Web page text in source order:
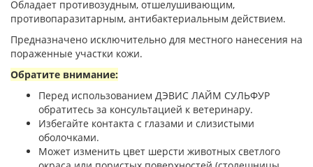
Обладает противозудным, отшелушивающим,
противопаразитарным, антибактериальным действием.
Предназначено исключительно для местного нанесения на
пораженные участки кожи.
Обратите внимание:
Перед использованием ДЭВИС ЛАЙМ СУЛЬФУР
обратитесь за консультацией к ветеринару.
Избегайте контакта с глазами и слизистыми
оболочками.
Может изменить цвет шерсти животных светлого